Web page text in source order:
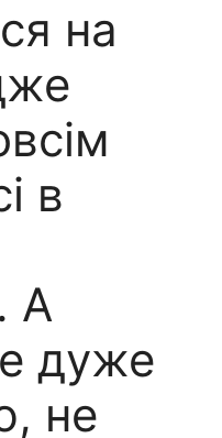
на
в
А
дуже
не